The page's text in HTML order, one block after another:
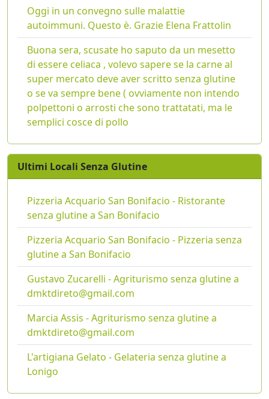
Oggi in un convegno sulle malattie
autoimmuni. Questo è. Grazie Elena Frattolin
Buona sera, scusate ho saputo da un mesetto
di essere celiaca , volevo sapere se la carne al
super mercato deve aver scritto senza glutine
o se va sempre bene ( ovviamente non intendo
polpettoni o arrosti che sono trattatati, ma le
semplici cosce di pollo
Ultimi Locali Senza Glutine
Pizzeria Acquario San Bonifacio - Ristorante
senza glutine a San Bonifacio
Pizzeria Acquario San Bonifacio - Pizzeria senza
glutine a San Bonifacio
Gustavo Zucarelli - Agriturismo senza glutine a
dmktdireto@gmail.com
Marcia Assis - Agriturismo senza glutine a
dmktdireto@gmail.com
L'artigiana Gelato - Gelateria senza glutine a
Lonigo